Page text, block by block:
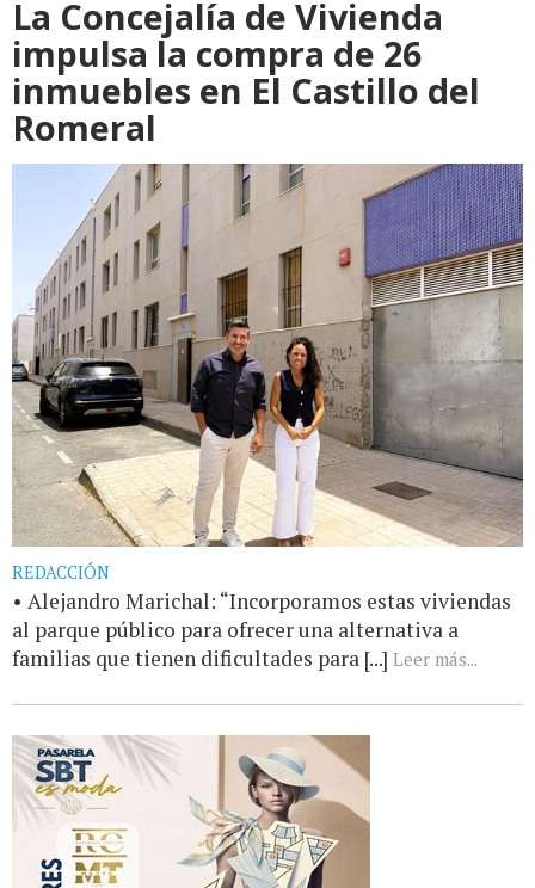
La Concejalía de Vivienda
impulsa la compra de 26
inmuebles en El Castillo del
Romeral
REDACCIÓN
• Alejandro Marichal: “Incorporamos estas viviendas
al parque público para ofrecer una alternativa a
familias que tienen dificultades para [...] Leer más...